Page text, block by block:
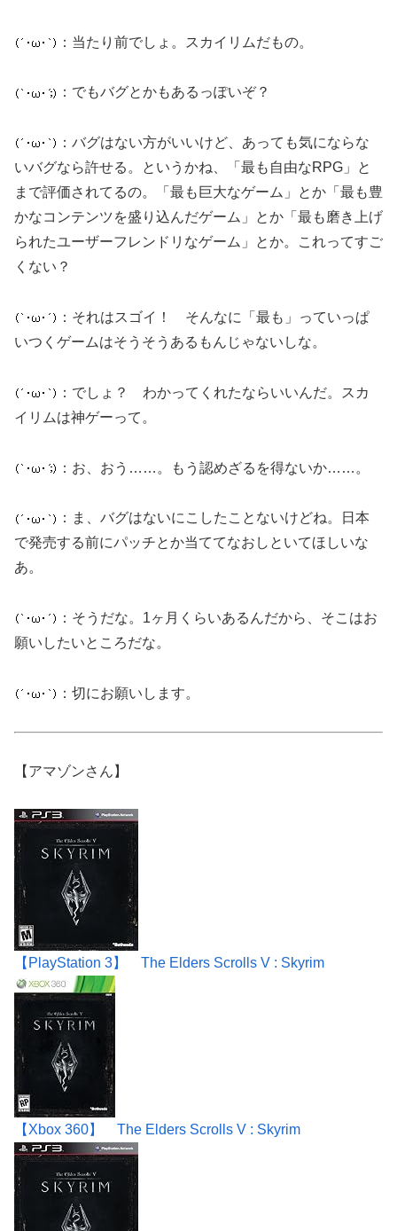
：当たり前でしょ。スカイリムだもの。
：でもバグとかもあるっぽいぞ？
：バグはない方がいいけど、あっても気にならな
いバグなら許せる。というかね、「最も自由なRPG」と
まで評価されてるの。「最も巨大なゲーム」とか「最も豊
かなコンテンツを盛り込んだゲーム」とか「最も磨き上げ
られたユーザーフレンドリなゲーム」とか。これってすご
くない？
：それはスゴイ！ そんなに「最も」っていっぱ
いつくゲームはそうそうあるもんじゃないしな。
：でしょ？ わかってくれたならいいんだ。スカ
イリムは神ゲーって。
：お、おう……。もう認めざるを得ないか……。
：ま、バグはないにこしたことないけどね。日本
で発売する前にパッチとか当ててなおしといてほしいな
あ。
：そうだな。1ヶ月くらいあるんだから、そこはお
願いしたいところだな。
：切にお願いします。
【アマゾンさん】
【PlayStation 3】 The Elders Scrolls V : Skyrim
【Xbox 360】 The Elders Scrolls V : Skyrim